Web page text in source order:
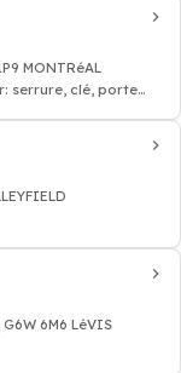
MONTRéAL
serrure, clé, porte
6M6 LéVIS